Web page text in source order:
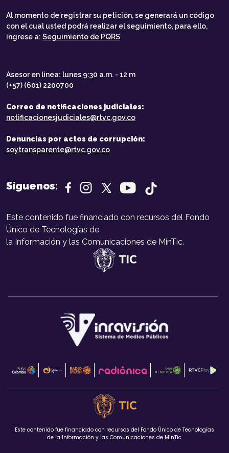
Al momento de registrar su petición, se generará un código
con el cual usted podrá realizar el seguimiento, para ello,
ingrese a: Seguimiento de PQRS
Asesor en línea: lunes 9:30 a.m. - 12 m
(+57) (601) 2200700
Correo de notificaciones judiciales:
notificacionesjudiciales@rtvc.gov.co
Denuncias por actos de corrupción:
soytransparente@rtvc.gov.co
Síguenos:
Este contenido fue financiado con recursos del Fondo
Único de Tecnologías de
la Información y las Comunicaciones de MinTic.
Este contenido fue financiado con recursos del Fondo Único de Tecnologías
de la Información y las Comunicaciones de MinTic.